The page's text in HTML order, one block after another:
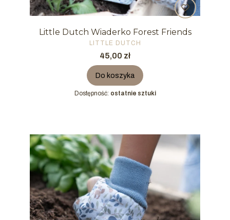
Little Dutch Wiaderko Forest Friends
PRODUCENT
LITTLE DUTCH
Cena
45,00 zł
Do koszyka
Dostępność: ostatnie sztuki